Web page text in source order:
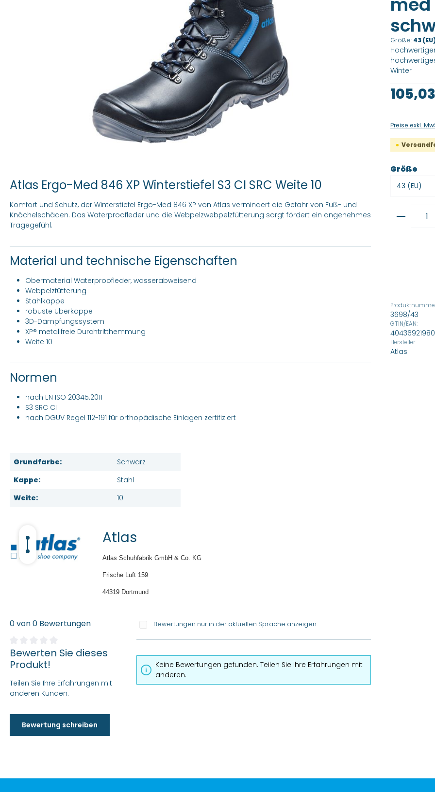
Größe: 43
Winter
Regulärer
Preise exkl.
Größe
3698/43
GTIN/EAN:
Hersteller:
Atlas
Atlas Ergo-Med 846 XP Winterstiefel S3 CI SRC Weite 10
Komfort und Schutz, der Winterstiefel Ergo-Med 846 XP von Atlas vermindert die Gefahr von Fuß- und
Knöchelschäden. Das Waterproofleder und die Webpelzwebpelzfütterung sorgt fördert ein angenehmes
Tragegefühl.
Material und technische Eigenschaften
Obermaterial Waterproofleder, wasserabweisend
Webpelzfütterung
Stahlkappe
robuste Überkappe
3D-Dämpfungssystem
XP® metallfreie Durchtritthemmung
Weite 10
Normen
nach EN ISO 20345:2011
S3 SRC CI
nach DGUV Regel 112-191 für orthopädische Einlagen zertifiziert
Grundfarbe:
Schwarz
Kappe:
Stahl
Weite:
10
Atlas
Atlas Schuhfabrik GmbH & Co. KG
Frische Luft 159
44319 Dortmund
0 von 0 Bewertungen
Durchschnittliche Bewertung von 0 von 5 Sternen
Bewerten Sie dieses
Produkt!
Teilen Sie Ihre Erfahrungen mit
anderen Kunden.
Bewertung schreiben
Bewertungen nur in der aktuellen Sprache anzeigen.
Keine Bewertungen gefunden. Teilen Sie Ihre Erfahrungen mit
anderen.